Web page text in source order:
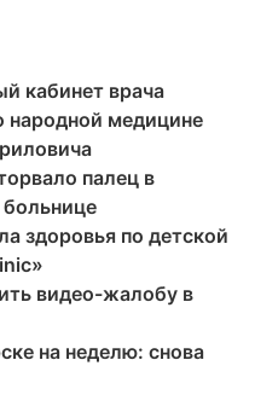
кабинет врача
народной медицине
палец в
здоровья по детской
видео-жалобу в
на неделю: снова